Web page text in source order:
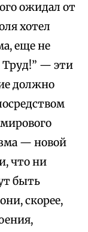
ожидал от
хотел
еще не
— эти
должно
— новой
что ни
быть
скорее,